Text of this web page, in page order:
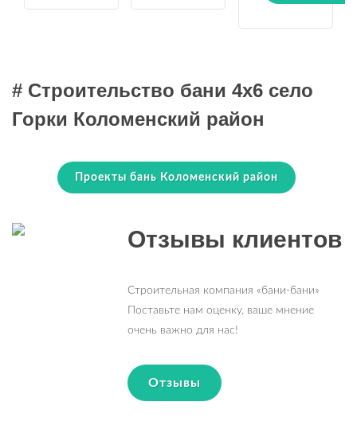
# Строительство бани 4х6 село
Горки Коломенский район
Проекты бань Коломенский район
Отзывы клиентов
Строительная компания «бани-бани»
Поставьте нам оценку, ваше мнение
очень важно для нас!
Отзывы